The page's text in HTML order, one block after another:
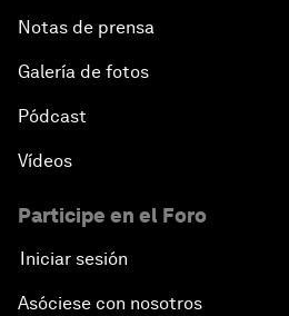
Notas de prensa
Galería de fotos
Pódcast
Vídeos
Participe en el Foro
Iniciar sesión
Asóciese con nosotros